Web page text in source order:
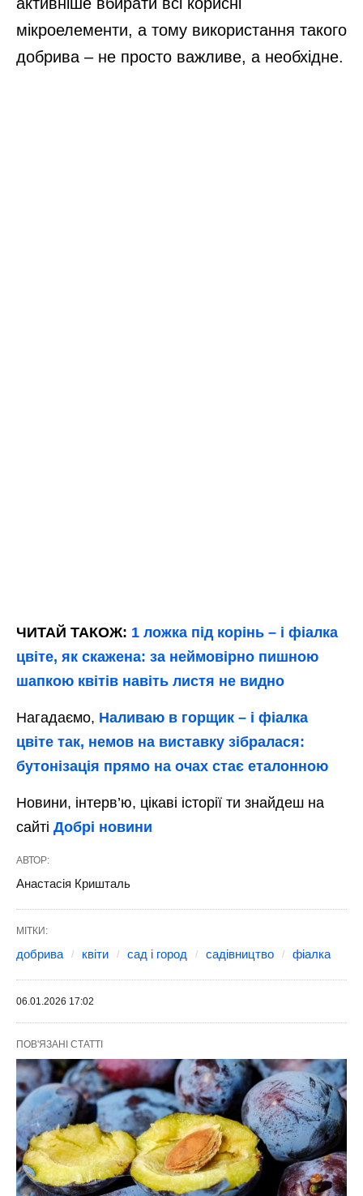
мікроелементи, а тому використання такого
добрива – не просто важливе, а необхідне.
ЧИТАЙ ТАКОЖ: 1 ложка під корінь – і фіалка
цвіте, як скажена: за неймовірно пишною
шапкою квітів навіть листя не видно
Нагадаємо, Наливаю в горщик – і фіалка
цвіте так, немов на виставку зібралася:
бутонізація прямо на очах стає еталонною
Новини, інтерв’ю, цікаві історії ти знайдеш на
сайті Добрі новини
АВТОР:
Анастасія Кришталь
МІТКИ:
добрива квіти сад і город садівництво фіалка
06.01.2026 17:02
ПОВ'ЯЗАНІ СТАТТІ